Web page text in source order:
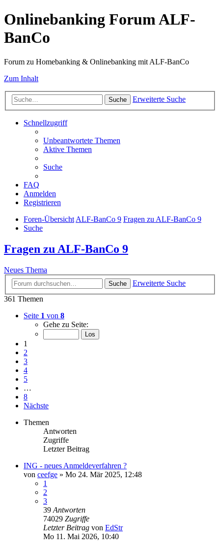
Onlinebanking Forum ALF-
BanCo
Forum zu Homebanking & Onlinebanking mit ALF-BanCo
Zum Inhalt
Suche Erweiterte Suche
Schnellzugriff
Unbeantwortete Themen
Aktive Themen
Suche
FAQ
Anmelden
Registrieren
Foren-ÜbersichtALF-BanCo 9 Fragen zu ALF-BanCo 9
Suche
Fragen zu ALF-BanCo 9
Neues Thema
Suche
Erweiterte Suche
361 Themen
Seite 1 von 8
Gehe zu Seite:
1
2
3
4
5
…
8
Nächste
Themen
Antworten
Zugriffe
Letzter Beitrag
ING - neues Anmeldeverfahren ?
von ceefge » Mo 24. Mär 2025, 12:48
1
2
3
39 Antworten
74029 Zugriffe
Letzter Beitrag von EdStr
Mo 11. Mai 2026, 10:40